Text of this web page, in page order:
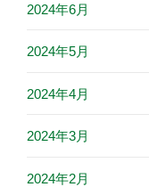
2024年6月
2024年5月
2024年4月
2024年3月
2024年2月